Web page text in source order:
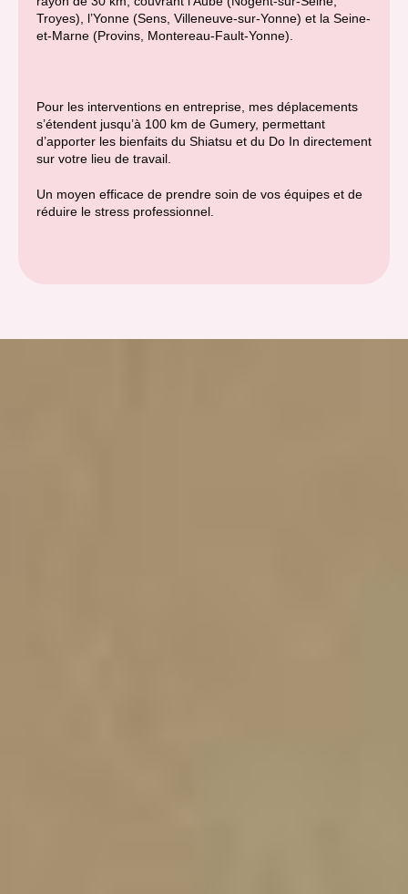
Troyes), l’Yonne (Sens, Villeneuve-sur-Yonne) et la Seine-
et-Marne (Provins, Montereau-Fault-Yonne).
Pour les interventions en entreprise, mes déplacements
s’étendent jusqu’à 100 km de Gumery, permettant
d’apporter les bienfaits du Shiatsu et du Do In directement
sur votre lieu de travail.
Un moyen efficace de prendre soin de vos équipes et de
réduire le stress professionnel.